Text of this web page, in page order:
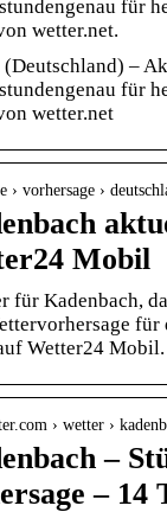
für
wetter.net.
(Deutschland) –
für
wetter.net
vorhersage ›
Mobil
für Kadenbach,
für
Wetter24 Mobil.
› wetter ›
–
– 14